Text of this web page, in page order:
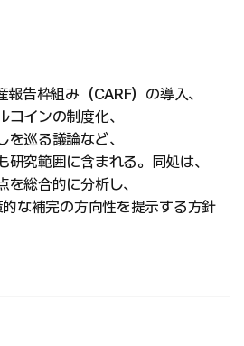
告枠組み（CARF）の導入、
インの制度化、
を巡る議論など、
究範囲に含まれる。同処は、
総合的に分析し、
な補完の方向性を提示する方針